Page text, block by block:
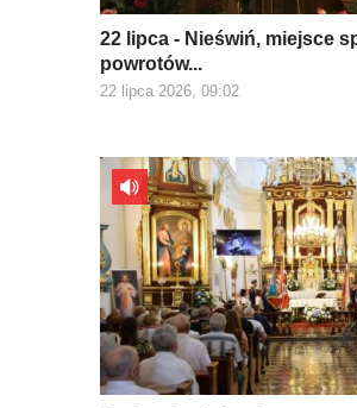
22 lipca - Nieświń, miejsce
powrotów...
22 lipca 2026, 09:02